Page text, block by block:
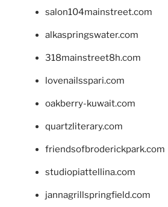
salon104mainstreet.com
alkaspringswater.com
318mainstreet8h.com
lovenailsspari.com
oakberry-kuwait.com
quartzliterary.com
friendsofbroderickpark.com
studiopiattellina.com
jannagrillspringfield.com